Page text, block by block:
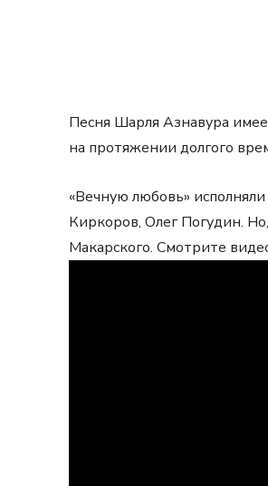
Песня Шарля Азнавура
на протяжении долгого
«Вечную любовь»
Киркоров, Олег Погудин.
Макарского. Смотрите